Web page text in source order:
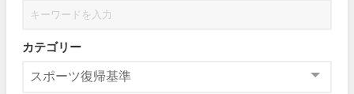
カテゴリー